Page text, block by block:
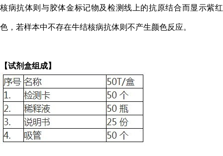
核病抗体则与胶体金标记物及检测线上的抗原结合而显示紫红
色，若样本中不存在牛结核病抗体则不产生颜色反应。
【试剂盒组成】